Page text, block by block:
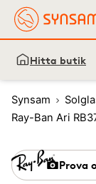
Hitta butik
Synsam
Ray-Ban Ari
Prova